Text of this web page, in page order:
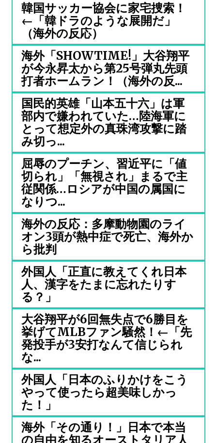
韓国サッカー協会に家宅捜索！
←「韓ドラのような展開だ」
（海外の反応）
海外「SHOWTIME!」大谷翔平
が今永昇太から第25号弾丸先頭
打者ホームラン！（海外の反...
国民的英雄「山本五十六」は軍
部内で嫌われていた…陸海軍に
とって想定外の真珠湾攻撃に踏
み切っ...
屈辱のプーチン、習近平に「値
切られ」「無視され」まるで主
従関係…ロシアが中国の属国に
なりつ...
海外の反応：多摩動物園のライ
オン3頭が熱中症で死亡、海外か
ら批判
外国人「正直に教えてくれ日本
人、漢字をたまに忘れたりす
る？」
大谷翔平が6回無失点で6勝目を
挙げてMLBファン騒然！←「先
発投手が3安打なんて信じられ
な...
外国人「日本のふりかけをこう
やって使ったら超美味しかっ
た！」
海外「その通り！」日本で本当
の自由を知るオーストタリア人